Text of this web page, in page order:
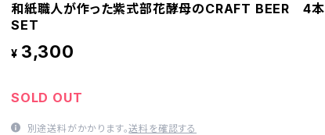
和紙職人が作った紫式部花酵母のCRAFT BEER 4本
SET
¥ 3,300
SOLD OUT
別途送料がかかります。送料を確認する